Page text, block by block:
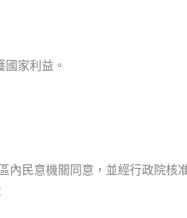
家利益。
內民意機關同意，並經行政院核